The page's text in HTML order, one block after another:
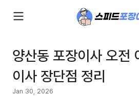
양산동 포장이사 오전
이사 장단점 정리
Jan 30, 2026